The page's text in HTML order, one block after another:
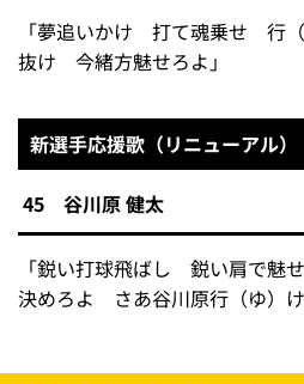
「夢追いかけ 打て魂乗せ 行
抜け 今緒方魅せろよ」
新選手応援歌（リニューアル）
45 谷川原 健太
「鋭い打球飛ばし 鋭い肩で魅
決めろよ さあ谷川原行（ゆ）け